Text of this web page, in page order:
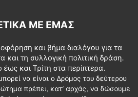
ΜΕ ΕΜΆΣ
και βήμα διαλόγου για τα
και τη συλλογική πολιτική δράση.
και Τρίτη στα περίπτερα.
να είναι ο Δρόμος του δεύτερου
πρέπει, κατ’ αρχάς, να δώσουμε